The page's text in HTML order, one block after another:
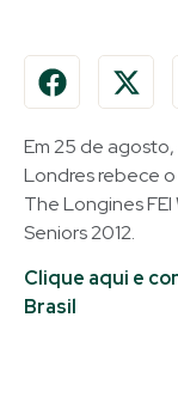
Em 25 de
Londres rebece
The Longines
Seniors 2012.
Clique aqui e
Brasil